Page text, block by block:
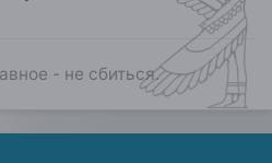
- не сбиться.